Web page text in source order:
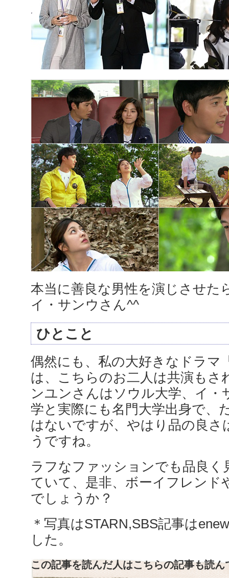
本当に善良な男性を演じさせた
イ・サンウさん^^
ひとこと
偶然にも、私の大好きなドラマ
は、こちらのお二人は共演もさ
ンユンさんはソウル大学、イ・
学と実際にも名門大学出身で、
はないですが、やはり品の良さ
うですね。
ラフなファッションでも品良く
ていて、是非、ボーイフレンド
でしょうか？
＊写真はSTARN,SBS記事は
した。
この記事を読んだ人はこちらの記事も読ん